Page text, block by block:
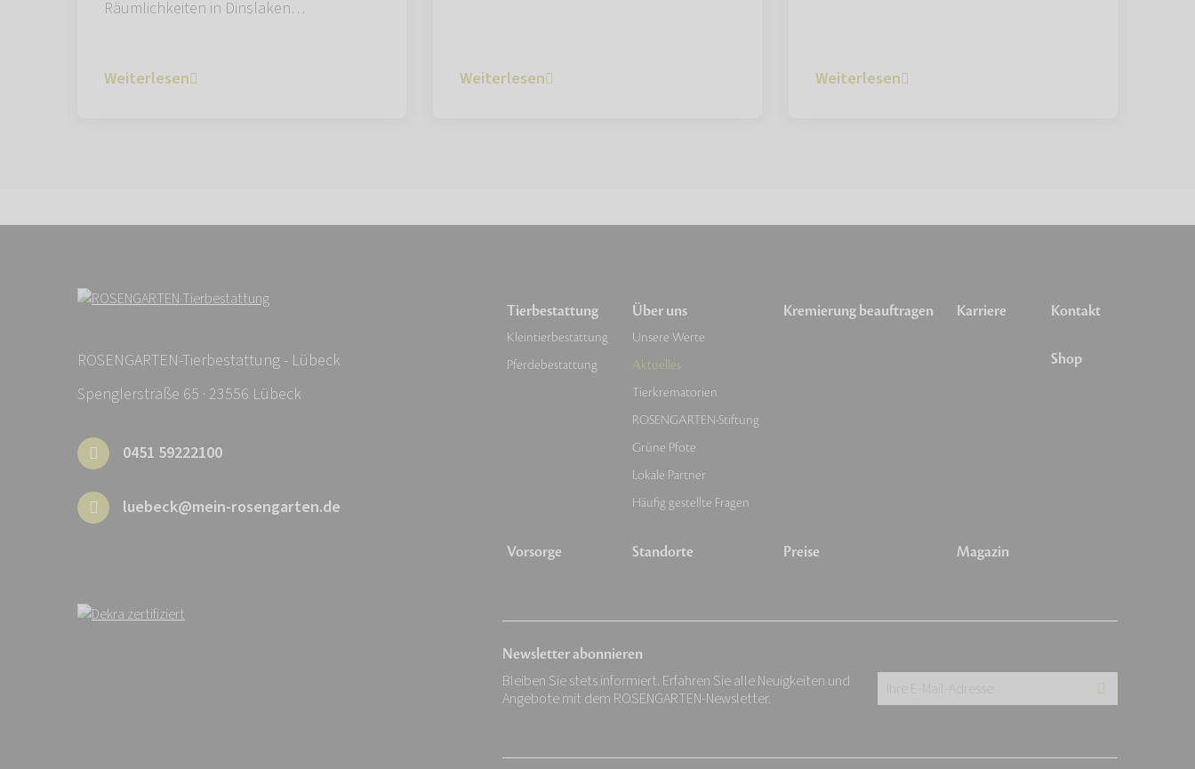
Räumlichkeiten in Dinslaken…
Weiterlesen Weiterlesen Weiterlesen
ROSENGARTEN-Tierbestattung - Lübeck
Spenglerstraße 65 · 23556 Lübeck
0451 59222100
luebeck@mein-rosengarten.de
Tierbestattung
Kleintierbestattung
Pferdebestattung
Vorsorge
Über uns
Unsere Werte
Aktuelles
Tierkrematorien
ROSENGARTEN-Stiftung
Grüne Pfote
Lokale Partner
Häufig gestellte Fragen
Standorte
Kremierung beauftragen
Preise
Karriere
Magazin
Kontakt
Shop
Newsletter abonnieren
Bleiben Sie stets informiert. Erfahren Sie alle Neuigkeiten und
Angebote mit dem ROSENGARTEN-Newsletter.
E-